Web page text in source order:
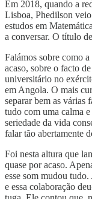
Em 2018, quando a
Lisboa, Phedilson
estudos em
a conversar. O título
Falámos sobre como
acaso, sobre o facto
universitário no
em Angola. O mais
separar bem as
tudo com uma calma
seriedade da vida
falar tão abertamente
Foi nesta altura que
quase por acaso.
esse som mudou
e essa colaboração